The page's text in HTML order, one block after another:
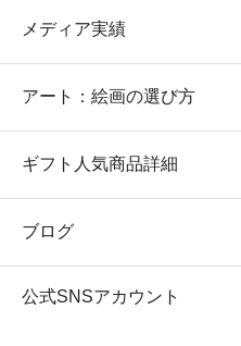
メディア実績
アート：絵画の選び方
ギフト人気商品詳細
ブログ
公式SNSアカウント